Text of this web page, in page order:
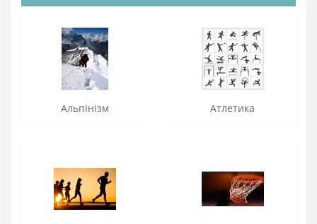
Альпінізм Атлетика